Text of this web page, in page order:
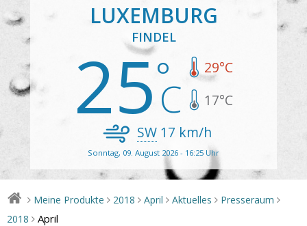
LUXEMBURG
FINDEL
25 29°C
17°C
SW17 km/h
Sonntag, 09. August 2026 - 16:25 Uhr
> Meine Produkte > 2018 > April > Aktuelles > Presseraum >
2018 > April